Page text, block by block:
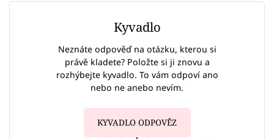
Kyvadlo
Neznáte odpověď na otázku, kterou si
právě kladete? Položte si ji znovu a
rozhýbejte kyvadlo. To vám odpoví ano
nebo ne anebo nevím.
KYVADLO ODPOVĚZ